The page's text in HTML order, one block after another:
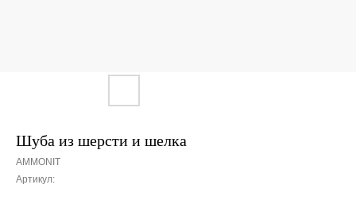
Шуба из шерсти и шелка
AMMONIT
Артикул: